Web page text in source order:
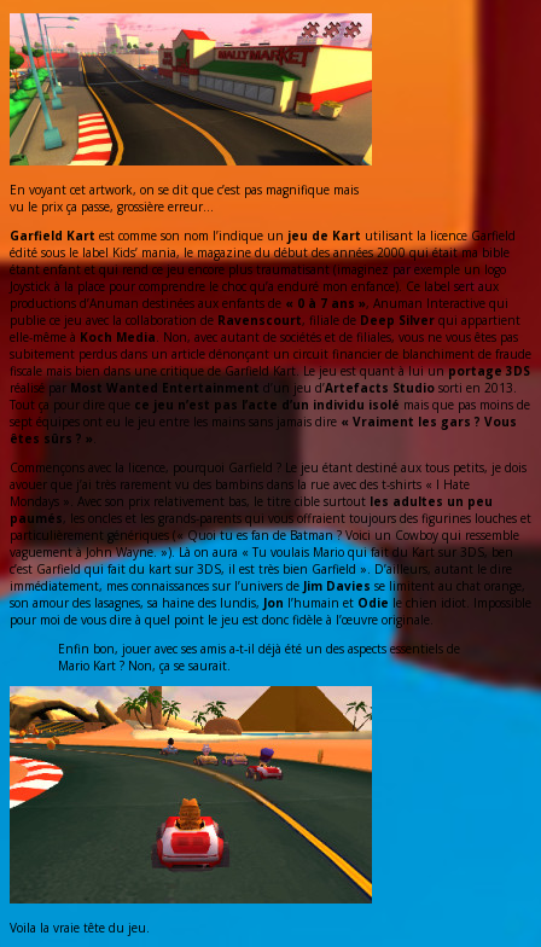
En voyant cet artwork, on se dit que c’est pas magnifique mais
vu le prix ça passe, grossière erreur…
Garfield Kart est comme son nom l’indique un jeu de Kart utilisant la licence Garfield
édité sous le label Kids’ mania, le magazine du début des années 2000 qui était ma bible
étant enfant et qui rend ce jeu encore plus traumatisant (imaginez par exemple un logo
Joystick à la place pour comprendre le choc qu’a enduré mon enfance). Ce label sert aux
productions d’Anuman destinées aux enfants de « 0 à 7 ans », Anuman Interactive qui
publie ce jeu avec la collaboration de Ravenscourt, filiale de Deep Silver qui appartient
elle-même à Koch Media. Non, avec autant de sociétés et de filiales, vous ne vous êtes pas
subitement perdus dans un article dénonçant un circuit financier de blanchiment de fraude
fiscale mais bien dans une critique de Garfield Kart. Le jeu est quant à lui unportage 3DS
réalisé par Most Wanted Entertainment d’un jeu d’Artefacts Studio sorti en 2013.
Tout ça pour dire que ce jeu n’est pas l’acte d’un individu isolé mais que pas moins de
sept équipes ont eu le jeu entre les mains sans jamais dire « Vraiment les gars ? Vous
êtes sûrs ? ».
Commençons avec la licence, pourquoi Garfield ? Le jeu étant destiné aux tous petits, je dois
avouer que j’ai très rarement vu des bambins dans la rue avec des t-shirts « I Hate
Mondays ». Avec son prix relativement bas, le titre cible surtout les adultes un peu
paumés, les oncles et les grands-parents qui vous offraient toujours des figurines louches et
particulièrement génériques (« Quoi tu es fan de Batman ? Voici un Cowboy qui ressemble
vaguement à John Wayne. »). Là on aura « Tu voulais Mario qui fait du Kart sur 3DS, ben
c’est Garfield qui fait du kart sur 3DS, il est très bien Garfield ». D’ailleurs, autant le dire
immédiatement, mes connaissances sur l’univers de Jim Davies se limitent au chat orange,
son amour des lasagnes, sa haine des lundis, Jon l’humain et Odie le chien idiot. Impossible
pour moi de vous dire à quel point le jeu est donc fidèle à l’œuvre originale.
Enfin bon, jouer avec ses amis a-t-il déjà été un des aspects essentiels de
Mario Kart ? Non, ça se saurait.
Voila la vraie tête du jeu.